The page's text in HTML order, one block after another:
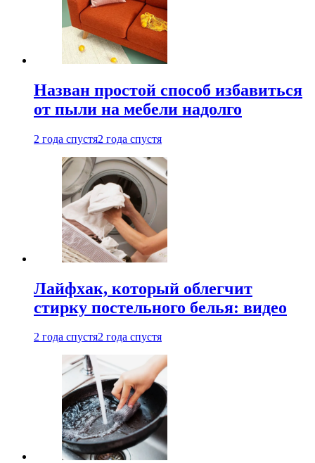
Назван простой способ избавиться
от пыли на мебели надолго
2 года спустя2 года спустя
Лайфхак, который облегчит
стирку постельного белья: видео
2 года спустя2 года спустя